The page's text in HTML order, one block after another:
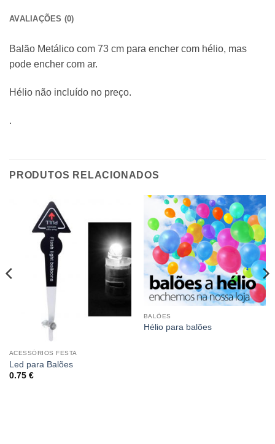
AVALIAÇÕES (0)
Balão Metálico com 73 cm para encher com hélio, mas
pode encher com ar.
Hélio não incluído no preço.
.
PRODUTOS RELACIONADOS
ACESSÓRIOS FESTA
Led para Balões
0.75 €
BALÕES
Hélio para balões